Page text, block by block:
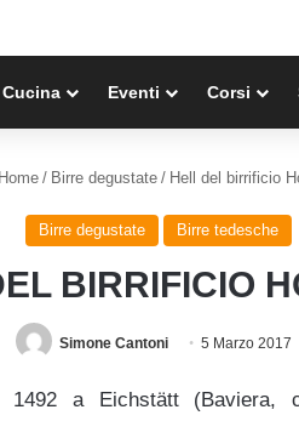
Cucina Eventi Corsi
Home / Birre degustate / Hell del birrificio
Birre degustate Birre tedesche
BIRRIFICIO
Simone Cantoni 5 Marzo 2017
1492 a Eichstätt (Baviera,